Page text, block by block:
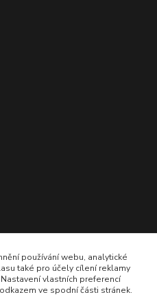
používání webu, analytické
také pro účely cílení reklamy
vlastních preferencí
ve spodní části stránek.